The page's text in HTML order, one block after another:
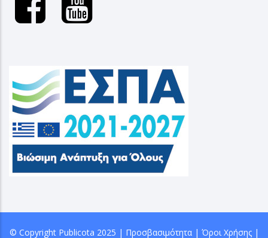
© Copyright Publicota 2025 | Προσβασιμότητα| Όροι Χρήσης|